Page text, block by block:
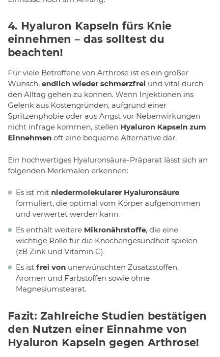
4. Hyaluron Kapseln fürs Knie
einnehmen – das solltest du
beachten!
Für viele Betroffene von Arthrose ist es ein großer
Wunsch, endlich wieder schmerzfrei und vital durch
den Alltag gehen zu können. Wenn Injektionen ins
Gelenk aus Kostengründen, aufgrund einer
Spritzenphobie oder aus Angst vor Nebenwirkungen
nicht infrage kommen, stellen Hyaluron Kapseln zum
Einnehmen oft eine bequeme Alternative dar.
Ein hochwertiges Hyaluronsäure-Präparat lässt sich an
folgenden Merkmalen erkennen:
Es ist mit niedermolekularer Hyaluronsäure
formuliert, die optimal vom Körper aufgenommen
und verwertet werden kann.
Es enthält weitere Mikronährstoffe, die eine
wichtige Rolle für die Knochengesundheit spielen
(zB Zink und Vitamin C).
Es ist frei von unerwünschten Zusatzstoffen,
Aromen und Farbstoffen sowie ohne
Magnesiumstearat.
Fazit: Zahlreiche Studien bestätigen
den Nutzen einer Einnahme von
Hyaluron Kapseln gegen Arthrose!